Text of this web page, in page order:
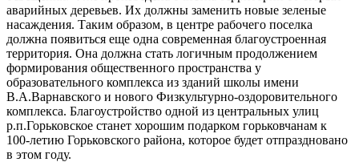
аварийных деревьев. Их должны заменить новые зеленые
насаждения. Таким образом, в центре рабочего поселка
должна появиться еще одна современная благоустроенная
территория. Она должна стать логичным продолжением
формирования общественного пространства у
образовательного комплекса из зданий школы имени
В.А.Варнавского и нового Физкультурно-оздоровительного
комплекса. Благоустройство одной из центральных улиц
р.п.Горьковское станет хорошим подарком горьковчанам к
100-летию Горьковского района, которое будет отпраздновано
в этом году.